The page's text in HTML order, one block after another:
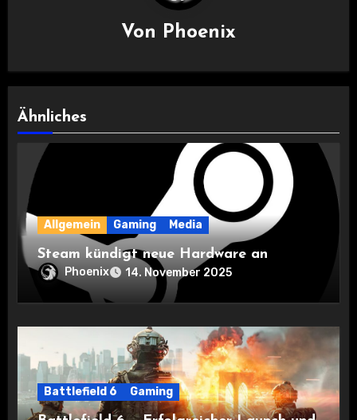
Von Phoenix
Ähnliches
Allgemein Gaming Media
Steam kündigt neue Hardware an
Phoenix 14. November 2025
Battlefield 6 Gaming